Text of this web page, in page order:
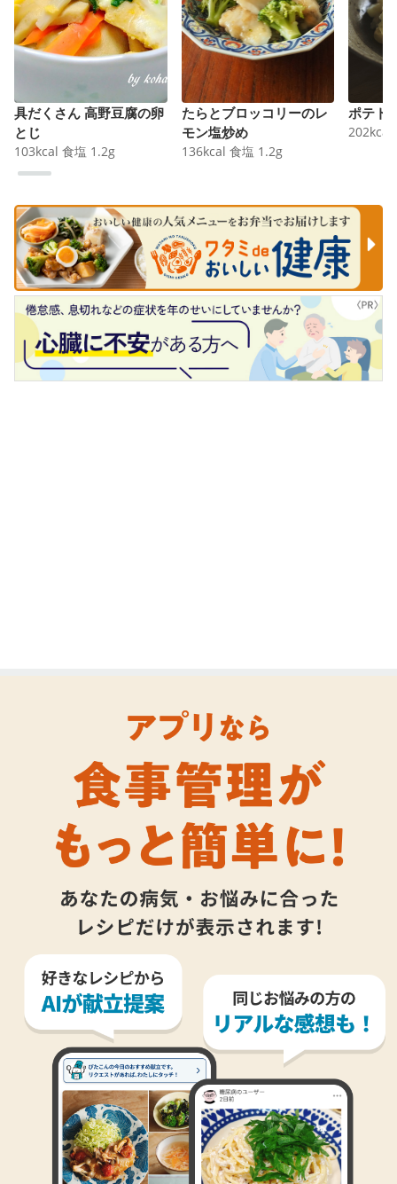
具だくさん 高野豆腐の卵
とじ
103kcal 食塩 1.2g
たらとブロッコリーのレ
モン塩炒め
136kcal 食塩 1.2g
ポテト
202kcal